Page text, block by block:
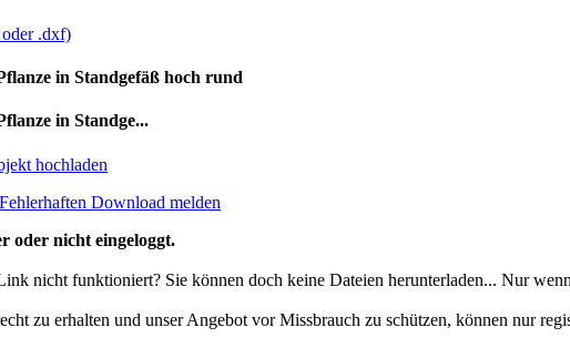
.dxf)
in Standgefäß hoch rund
in Standge...
Fehlerhaften Download melden
oder nicht eingeloggt.
nicht funktioniert? Sie können doch keine Dateien herunterladen... Nur
zu erhalten und unser Angebot vor Missbrauch zu schützen, können nur